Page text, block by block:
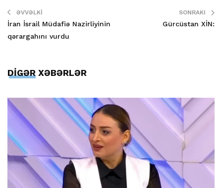
ƏVVƏLKI
İran İsrail Müdafiə Nazirliyinin
qərargahını vurdu
SONRAKI
Gürcüstan XİN:
DİGƏR XƏBƏRLƏR